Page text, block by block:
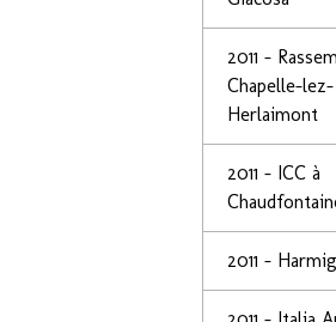
2011 -
Chapelle-lez-
Herlaimont
2011 - ICC à
2011 -